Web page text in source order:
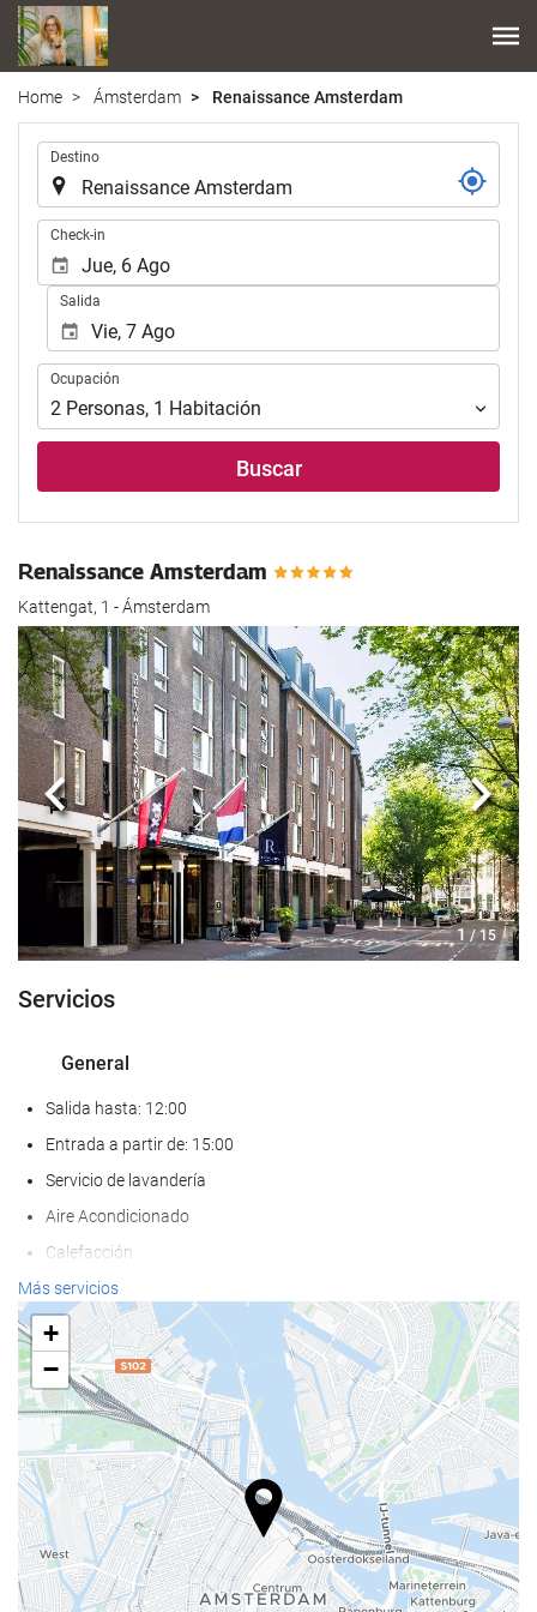
Home Ámsterdam Renaissance Amsterdam
Destino
Check-in
Salida
Ocupación
Ocupación
2 Personas, 1 Habitación
Buscar
Renaissance Amsterdam
Kattengat, 1 - Ámsterdam
1 / 15
Anterior
Servicios
General
Salida hasta: 12:00
Entrada a partir de: 15:00
Servicio de lavandería
Aire Acondicionado
Calefacción
Ascensor
AAdaptado para personas con movilidad reducida
Habitaciones No fumadores
Hotel no fumadores
Habitaciones hipoalergénicas
Habitaciones insonorizadas
No admite mascotas
Comida y bebida
Más servicios
+
−